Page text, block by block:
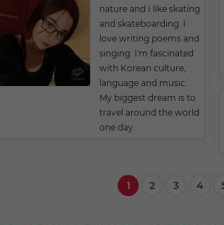
nature and I like skating
and skateboarding. I
love writing poems and
singing. I'm fascinated
with Korean culture,
language and music.
My biggest dream is to
travel around the world
one day.
1 2 3 4